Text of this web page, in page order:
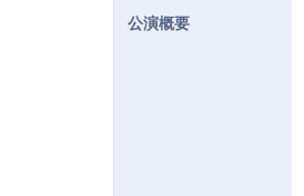
公演概要